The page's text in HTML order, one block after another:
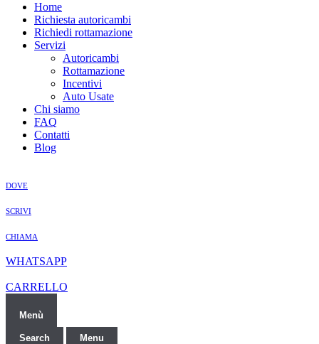
Home
Richiesta autoricambi
Richiedi rottamazione
Servizi
Autoricambi
Rottamazione
Incentivi
Auto Usate
Chi siamo
FAQ
Contatti
Blog
DOVE
SCRIVI
CHIAMA
WHATSAPP
CARRELLO
Menù
Search Menu